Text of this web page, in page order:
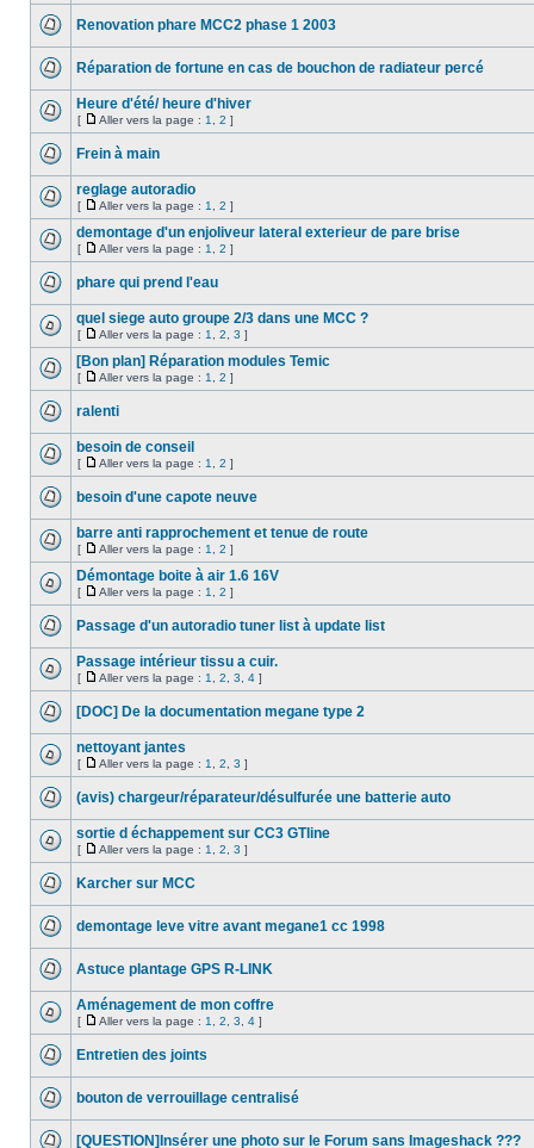
Renovation phare MCC2 phase 1 2003
Réparation de fortune en cas de bouchon de radiateur percé
Heure d'été/ heure d'hiver
[ Aller vers la page : 1 2 ]
Frein à main
reglage autoradio
[ Aller vers la page : 1 2 ]
demontage d'un enjoliveur lateral exterieur de pare brise
[ Aller vers la page : 1 2 ]
phare qui prend l'eau
quel siege auto groupe 2/3 dans une MCC ?
[ Aller vers la page : 1 2 3 ]
[Bon plan] Réparation modules Temic
[ Aller vers la page : 1 2 ]
ralenti
besoin de conseil
[ Aller vers la page : 1 2 ]
besoin d'une capote neuve
barre anti rapprochement et tenue de route
[ Aller vers la page : 1 2 ]
Démontage boite à air 1.6 16V
[ Aller vers la page : 1 2 ]
Passage d'un autoradio tuner list à update list
Passage intérieur tissu a cuir.
[ Aller vers la page : 1 2 3 4 ]
[DOC] De la documentation megane type 2
nettoyant jantes
[ Aller vers la page : 1 2 3 ]
(avis) chargeur/réparateur/désulfurée une batterie auto
sortie d échappement sur CC3 GTline
[ Aller vers la page : 1 2 3 ]
Karcher sur MCC
demontage leve vitre avant megane1 cc 1998
Astuce plantage GPS R-LINK
Aménagement de mon coffre
[ Aller vers la page : 1 2 3 4 ]
Entretien des joints
bouton de verrouillage centralisé
[QUESTION]Insérer une photo sur le Forum sans Imageshack ???